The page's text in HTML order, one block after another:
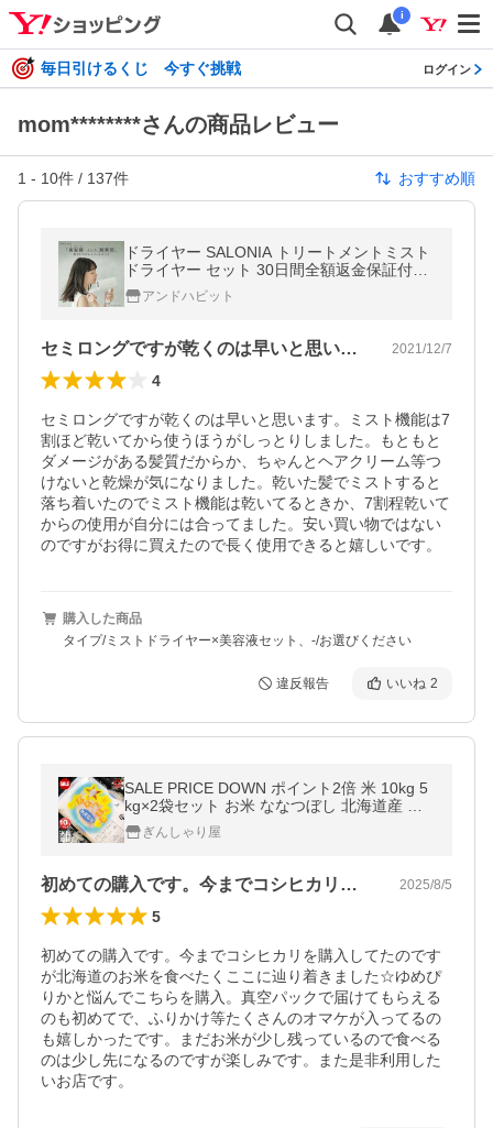
i
毎日引けるくじ 今すぐ挑戦 ログイン
mom********さんの商品レビュー
1 - 10件 / 137件 おすすめ順
ドライヤー SALONIA トリートメントミスト
ドライヤー セット 30日間全額返金保証付き
髪質改善 サロニア 女性 プレゼントcpj
アンドハビット
セミロングですが乾くのは早いと思います… 2021/12/7
4
セミロングですが乾くのは早いと思います。ミスト機能は7
割ほど乾いてから使うほうがしっとりしました。もともと
ダメージがある髪質だからか、ちゃんとヘアクリーム等つ
けないと乾燥が気になりました。乾いた髪でミストすると
落ち着いたのでミスト機能は乾いてるときか、7割程乾いて
からの使用が自分には合ってました。安い買い物ではない
のですがお得に買えたので長く使用できると嬉しいです。
購入した商品
タイプ/ミストドライヤー×美容液セット、-/お選びください
違反報告 いいね 2
SALE PRICE DOWN ポイント2倍 米 10kg 5
kg×2袋セット お米 ななつぼし 北海道産 白
米 令和7年産 送料無料
ぎんしゃり屋
初めての購入です。今までコシヒカリを購… 2025/8/5
5
初めての購入です。今までコシヒカリを購入してたのです
が北海道のお米を食べたくここに辿り着きました☆ゆめぴ
りかと悩んでこちらを購入。真空パックで届けてもらえる
のも初めてで、ふりかけ等たくさんのオマケが入ってるの
も嬉しかったです。まだお米が少し残っているので食べる
のは少し先になるのですが楽しみです。また是非利用した
いお店です。